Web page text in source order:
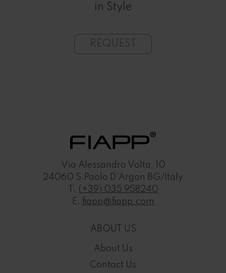
in Style
REQUEST
Via Alessandro Volta, 10
24060 S.Paolo D’Argon BG/Italy
T. (+39) 035 958240
E. fiapp@fiapp.com
ABOUT US
About Us
Contact Us